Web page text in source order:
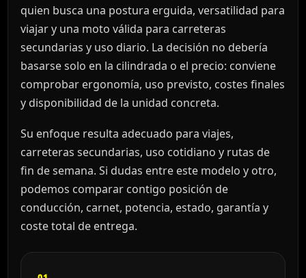
quien busca una postura erguida, versatilidad para
viajar y una moto válida para carreteras
secundarias y uso diario. La decisión no debería
basarse solo en la cilindrada o el precio: conviene
comprobar ergonomía, uso previsto, costes finales
y disponibilidad de la unidad concreta.
Su enfoque resulta adecuado para viajes,
carreteras secundarias, uso cotidiano y rutas de
fin de semana. Si dudas entre este modelo y otro,
podemos comparar contigo posición de
conducción, carnet, potencia, estado, garantía y
coste total de entrega.